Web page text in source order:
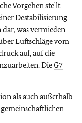
Vorgehen stellt
Destabilisierung
was vermieden
Luftschläge vom
auf, auf die
DieG7
als auch außerhalb